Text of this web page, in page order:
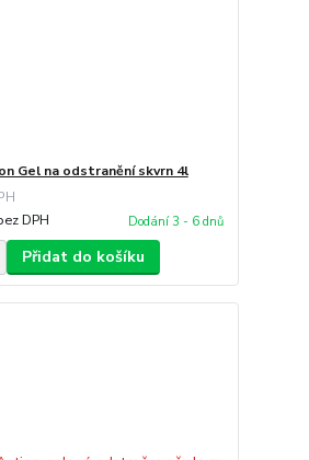
Gel na odstranění skvrn 4l
DPH Dodání 3 - 6 dnů
Přidat do košíku